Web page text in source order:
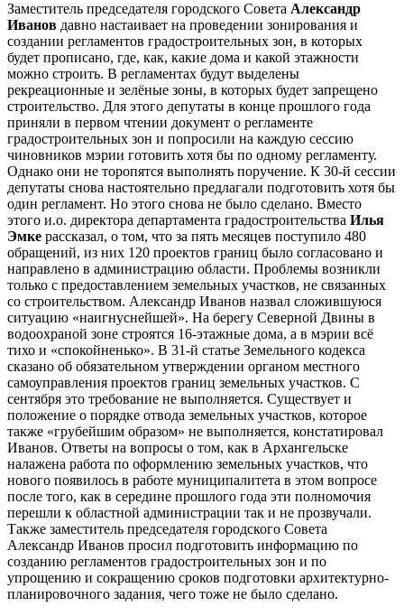
Заместитель председателя городского Совета Александр
Иванов давно настаивает на проведении зонирования и
создании регламентов градостроительных зон, в которых
будет прописано, где, как, какие дома и какой этажности
можно строить. В регламентах будут выделены
рекреационные и зелёные зоны, в которых будет запрещено
строительство. Для этого депутаты в конце прошлого года
приняли в первом чтении документ о регламенте
градостроительных зон и попросили на каждую сессию
чиновников мэрии готовить хотя бы по одному регламенту.
Однако они не торопятся выполнять поручение. К 30-й сессии
депутаты снова настоятельно предлагали подготовить хотя бы
один регламент. Но этого снова не было сделано. Вместо
этого и.о. директора департамента градостроительства Илья
Эмке рассказал, о том, что за пять месяцев поступило 480
обращений, из них 120 проектов границ было согласовано и
направлено в администрацию области. Проблемы возникли
только с предоставлением земельных участков, не связанных
со строительством. Александр Иванов назвал сложившуюся
ситуацию «наигнуснейшей». На берегу Северной Двины в
водоохраной зоне строятся 16-этажные дома, а в мэрии всё
тихо и «спокойненько». В 31-й статье Земельного кодекса
сказано об обязательном утверждении органом местного
самоуправления проектов границ земельных участков. С
сентября это требование не выполняется. Существует и
положение о порядке отвода земельных участков, которое
также «грубейшим образом» не выполняется, констатировал
Иванов. Ответы на вопросы о том, как в Архангельске
налажена работа по оформлению земельных участков, что
нового появилось в работе муниципалитета в этом вопросе
после того, как в середине прошлого года эти полномочия
перешли к областной администрации так и не прозвучали.
Также заместитель председателя городского Совета
Александр Иванов просил подготовить информацию по
созданию регламентов градостроительных зон и по
упрощению и сокращению сроков подготовки архитектурно-
планировочного задания, чего тоже не было сделано.